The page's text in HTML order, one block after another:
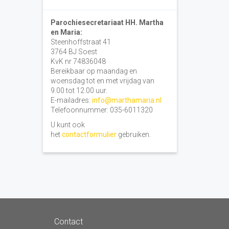
Parochiesecretariaat HH. Martha
en Maria:
Steenhoffstraat 41
3764 BJ Soest
KvK nr 74836048
Bereikbaar op maandag en
woensdag tot en met vrijdag van
9.00 tot 12.00 uur.
E-mailadres: info@marthamaria.nl
Telefoonnummer: 035-6011320
U kunt ook
hetcontactformuliergebruiken.
Contact